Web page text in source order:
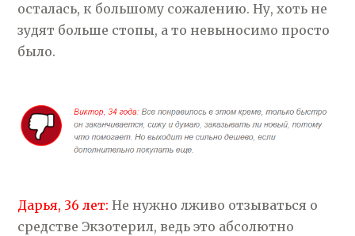
осталась, к большому сожалению. Ну, хоть не
зудят больше стопы, а то невыносимо просто
было.
Дарья, 36 лет:Не нужно лживо отзываться о
средстве Экзотерил, ведь это абсолютно